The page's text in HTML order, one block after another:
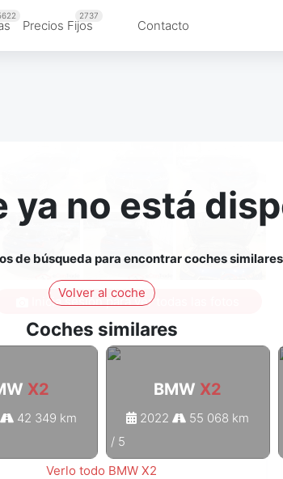
Precios Fijos
2737
Contacto
ya no está
de búsqueda para encontrar coches
Volver al coche
Coches similares
X2
42 349 km
BMW X2
2022 55 068 km
/ 5
Verlo todo BMW X2
Inicia sesión para ver todas las fotos